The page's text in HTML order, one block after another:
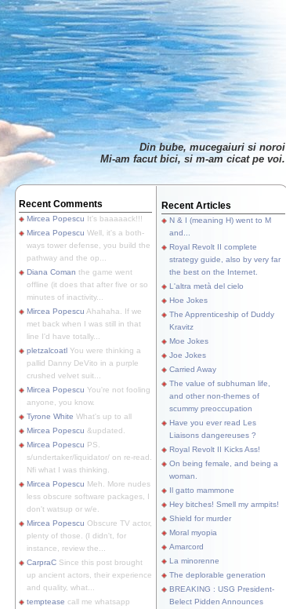
Din bube, mucegaiuri si noroi
Mi-am facut bici, si m-am cicat pe voi.
Recent Comments
Mircea Popescu It's baaaaack!!!
Mircea Popescu Well, it's a both-
ways tower defense, you build the
pathway and the op...
Diana Coman the game went
offline (it does that after five or so
minutes of inactivity...
Mircea Popescu Ahahaha. If we
met back when I was still in that
line I'd have totally...
pletzalcoatl You were thinking a
pallid Danny DeVito in a purple
crushed velvet suit...
Mircea Popescu You're not fooling
anyone, you know.
Tyrone White What's up to all
Mircea Popescu &updated.
Mircea Popescu PS.
s/undertaker/liquidator/ on re-read.
Nfi what I was thinking.
Mircea Popescu Meh. More nudes
less obscure software packages, I
don't watsup or w/e.
Mircea Popescu Obscure TV actor,
plenty of those. (I didn't, for
instance, review the...
CarpraC Since this post brought
up ancient actors, their experience
and quality, what...
temptease call me whatsapp
Recent Articles
N & I (meaning H) went to M
and...
Royal Revolt II complete
strategy guide, also by very far
the best on the Internet.
L'altra metà del cielo
Hoe Jokes
The Apprenticeship of Duddy
Kravitz
Moe Jokes
Joe Jokes
Carried Away
The value of subhuman life,
and other non-themes of
scummy preoccupation
Have you ever read Les
Liaisons dangereuses ?
Royal Revolt II Kicks Ass!
On being female, and being a
woman.
Il gatto mammone
Hey bitches! Smell my armpits!
Shield for murder
Moral myopia
Amarcord
La minorenne
The deplorable generation
BREAKING : USG President-
Belect Pidden Announces